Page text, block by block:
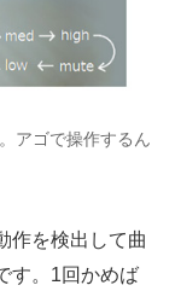
アゴで操作するん
作を検出して曲
す。1回かめば